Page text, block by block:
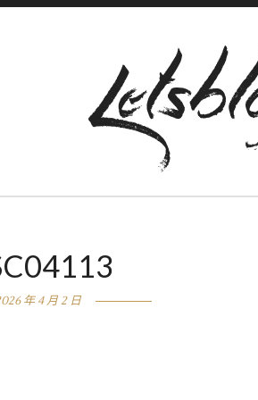
年 4 月 2 日